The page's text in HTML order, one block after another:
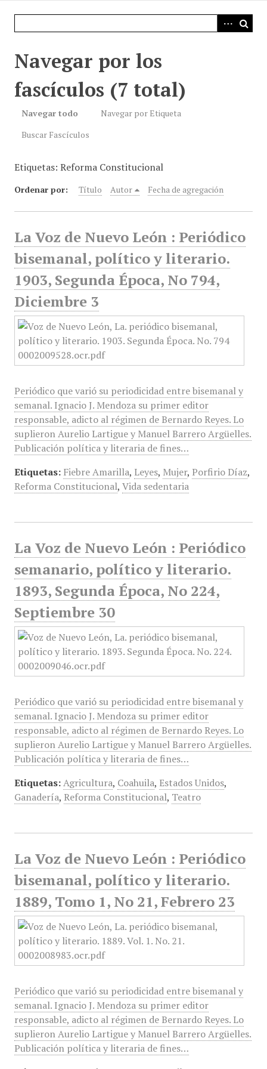
Navegar por los
fascículos (7 total)
Navegar todo
Navegar por Etiqueta
Buscar Fascículos
Etiquetas: Reforma Constitucional
Ordenar por: Título Autor Fecha de agregación
La Voz de Nuevo León : Periódico
bisemanal, político y literario.
1903, Segunda Época, No 794,
Diciembre 3
Periódico que varió su periodicidad entre bisemanal y
semanal. Ignacio J. Mendoza su primer editor
responsable, adicto al régimen de Bernardo Reyes. Lo
suplieron Aurelio Lartigue y Manuel Barrero Argüelles.
Publicación política y literaria de fines…
Etiquetas: Fiebre Amarilla, Leyes, Mujer, Porfirio Díaz,
Reforma Constitucional, Vida sedentaria
La Voz de Nuevo León : Periódico
semanario, político y literario.
1893, Segunda Época, No 224,
Septiembre 30
Periódico que varió su periodicidad entre bisemanal y
semanal. Ignacio J. Mendoza su primer editor
responsable, adicto al régimen de Bernardo Reyes. Lo
suplieron Aurelio Lartigue y Manuel Barrero Argüelles.
Publicación política y literaria de fines…
Etiquetas: Agricultura, Coahuila, Estados Unidos,
Ganadería, Reforma Constitucional, Teatro
La Voz de Nuevo León : Periódico
bisemanal, político y literario.
1889, Tomo 1, No 21, Febrero 23
Periódico que varió su periodicidad entre bisemanal y
semanal. Ignacio J. Mendoza su primer editor
responsable, adicto al régimen de Bernardo Reyes. Lo
suplieron Aurelio Lartigue y Manuel Barrero Argüelles.
Publicación política y literaria de fines…